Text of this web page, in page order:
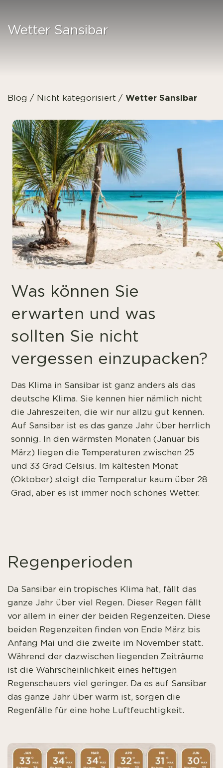
Wetter Sansibar
Blog / Nicht kategorisiert / Wetter Sansibar
Was können Sie
erwarten und was
sollten Sie nicht
vergessen einzupacken?
Das Klima in Sansibar ist ganz anders als das
deutsche Klima. Sie kennen hier nämlich nicht
die Jahreszeiten, die wir nur allzu gut kennen.
Auf Sansibar ist es das ganze Jahr über herrlich
sonnig. In den wärmsten Monaten (Januar bis
März) liegen die Temperaturen zwischen 25
und 33 Grad Celsius. Im kältesten Monat
(Oktober) steigt die Temperatur kaum über 28
Grad, aber es ist immer noch schönes Wetter.
Regenperioden
Da Sansibar ein tropisches Klima hat, fällt das
ganze Jahr über viel Regen. Dieser Regen fällt
vor allem in einer der beiden Regenzeiten. Diese
beiden Regenzeiten finden von Ende März bis
Anfang Mai und die zweite im November statt.
Während der dazwischen liegenden Zeiträume
ist die Wahrscheinlichkeit eines heftigen
Regenschauers viel geringer. Da es auf Sansibar
das ganze Jahr über warm ist, sorgen die
Regenfälle für eine hohe Luftfeuchtigkeit.